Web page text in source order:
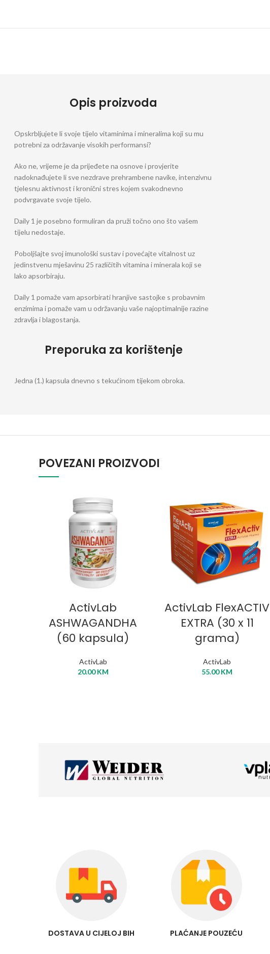
Opis proizvoda
Opskrbljujete li svoje tijelo vitaminima i mineralima koji su mu
potrebni za održavanje visokih performansi?
Ako ne, vrijeme je da prijeđete na osnove i provjerite
nadoknađujete li sve nezdrave prehrambene navike, intenzivnu
tjelesnu aktivnost i kronični stres kojem svakodnevno
podvrgavate svoje tijelo.
Daily 1 je posebno formuliran da pruži točno ono što vašem
tijelu nedostaje.
Poboljšajte svoj imunološki sustav i povećajte vitalnost uz
jedinstvenu mješavinu 25 različitih vitamina i minerala koji se
lako apsorbiraju.
Daily 1 pomaže vam apsorbirati hranjive sastojke s probavnim
enzimima i pomaže vam u održavanju vaše najoptimalnije razine
zdravlja i blagostanja.
Preporuka za korištenje
Jedna (1.) kapsula dnevno s tekućinom tijekom obroka.
POVEZANI PROIZVODI
ActivLab
ASHWAGANDHA
(60 kapsula)
ActivLab
20.00KM
ActivLab FlexACTIV
EXTRA (30 x 11
grama)
ActivLab
55.00KM
DOSTAVA U CIJELOJ BIH PLAĆANJE POUZEĆU